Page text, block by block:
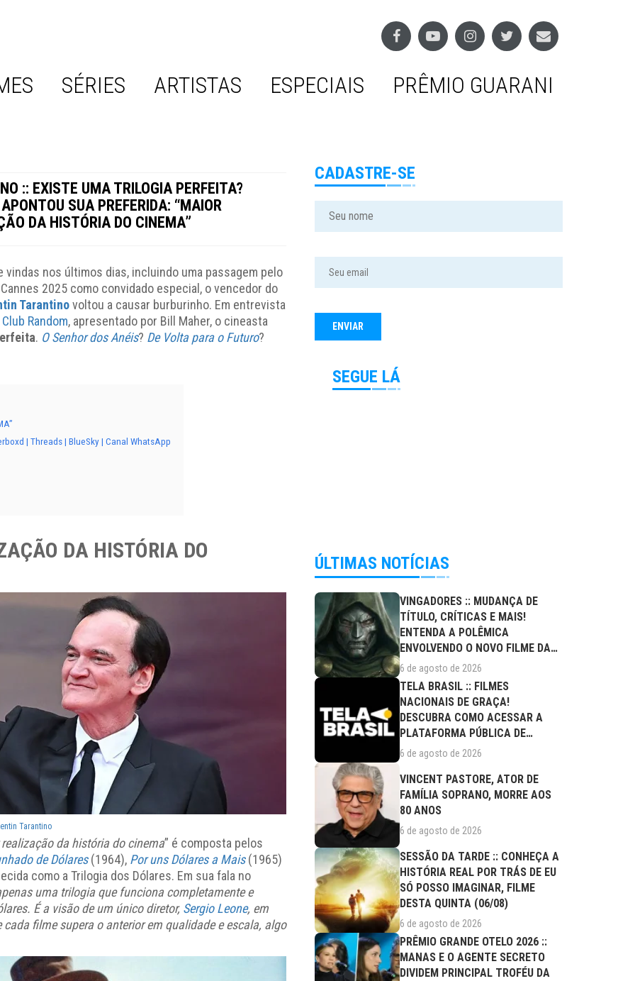
SÉRIES ARTISTAS ESPECIAIS PRÊMIO GUARANI
:: EXISTE UMA TRILOGIA PERFEITA?
SUA PREFERIDA: “MAIOR
DA HISTÓRIA DO CINEMA”
vindas nos últimos dias, incluindo uma passagem pelo
2025 como convidado especial, o vencedor do
Tarantinovoltou a causar burburinho. Em entrevista
Club Random, apresentado por Bill Maher, o cineasta
. O Senhor dos Anéis? De Volta para o Futuro?
| Threads | BlueSky | Canal WhatsApp
DA HISTÓRIA DO
Tarantino
da história do cinema” é composta pelos
de Dólares(1964), Por uns Dólares a Mais(1965)
como a Trilogia dos Dólares. Em sua fala no
uma trilogia que funciona completamente e
É a visão de um único diretor, Sergio Leone, em
filme supera o anterior em qualidade e escala, algo
CADASTRE-SE
SEGUE LÁ
ÚLTIMAS NOTÍCIAS
VINGADORES :: MUDANÇA DE
TÍTULO, CRÍTICAS E MAIS!
ENTENDA A POLÊMICA
ENVOLVENDO O NOVO FILME DA
MARVEL
6 de agosto de 2026
TELA BRASIL :: FILMES
NACIONAIS DE GRAÇA!
DESCUBRA COMO ACESSAR A
PLATAFORMA PÚBLICA DE
STREAMING
6 de agosto de 2026
VINCENT PASTORE, ATOR DE
FAMÍLIA SOPRANO, MORRE AOS
80 ANOS
6 de agosto de 2026
SESSÃO DA TARDE :: CONHEÇA A
HISTÓRIA REAL POR TRÁS DE EU
SÓ POSSO IMAGINAR, FILME
DESTA QUINTA (06/08)
6 de agosto de 2026
PRÊMIO GRANDE OTELO 2026 ::
MANAS E O AGENTE SECRETO
DIVIDEM PRINCIPAL TROFÉU DA